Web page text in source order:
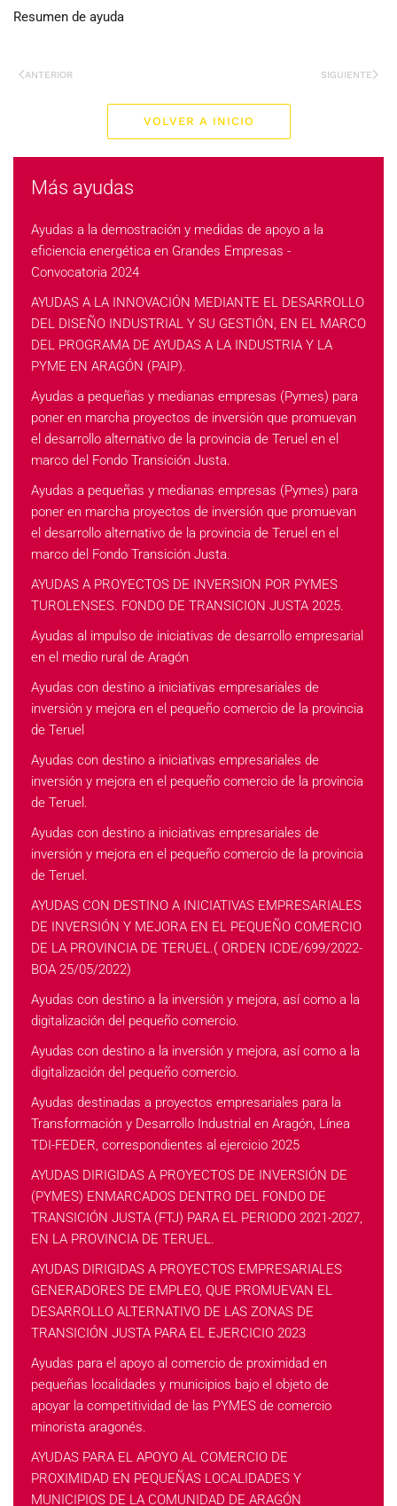
Resumen de ayuda
ANTERIOR SIGUIENTE
VOLVER A INICIO
Más ayudas
Ayudas a la demostración y medidas de apoyo a la
eficiencia energética en Grandes Empresas -
Convocatoria 2024
AYUDAS A LA INNOVACIÓN MEDIANTE EL DESARROLLO
DEL DISEÑO INDUSTRIAL Y SU GESTIÓN, EN EL MARCO
DEL PROGRAMA DE AYUDAS A LA INDUSTRIA Y LA
PYME EN ARAGÓN (PAIP).
Ayudas a pequeñas y medianas empresas (Pymes) para
poner en marcha proyectos de inversión que promuevan
el desarrollo alternativo de la provincia de Teruel en el
marco del Fondo Transición Justa.
Ayudas a pequeñas y medianas empresas (Pymes) para
poner en marcha proyectos de inversión que promuevan
el desarrollo alternativo de la provincia de Teruel en el
marco del Fondo Transición Justa.
AYUDAS A PROYECTOS DE INVERSION POR PYMES
TUROLENSES. FONDO DE TRANSICION JUSTA 2025.
Ayudas al impulso de iniciativas de desarrollo empresarial
en el medio rural de Aragón
Ayudas con destino a iniciativas empresariales de
inversión y mejora en el pequeño comercio de la provincia
de Teruel
Ayudas con destino a iniciativas empresariales de
inversión y mejora en el pequeño comercio de la provincia
de Teruel.
Ayudas con destino a iniciativas empresariales de
inversión y mejora en el pequeño comercio de la provincia
de Teruel.
AYUDAS CON DESTINO A INICIATIVAS EMPRESARIALES
DE INVERSIÓN Y MEJORA EN EL PEQUEÑO COMERCIO
DE LA PROVINCIA DE TERUEL.( ORDEN ICDE/699/2022-
BOA 25/05/2022)
Ayudas con destino a la inversión y mejora, así como a la
digitalización del pequeño comercio.
Ayudas con destino a la inversión y mejora, así como a la
digitalización del pequeño comercio.
Ayudas destinadas a proyectos empresariales para la
Transformación y Desarrollo Industrial en Aragón, Línea
TDI-FEDER, correspondientes al ejercicio 2025
AYUDAS DIRIGIDAS A PROYECTOS DE INVERSIÓN DE
(PYMES) ENMARCADOS DENTRO DEL FONDO DE
TRANSICIÓN JUSTA (FTJ) PARA EL PERIODO 2021-2027,
EN LA PROVINCIA DE TERUEL.
AYUDAS DIRIGIDAS A PROYECTOS EMPRESARIALES
GENERADORES DE EMPLEO, QUE PROMUEVAN EL
DESARROLLO ALTERNATIVO DE LAS ZONAS DE
TRANSICIÓN JUSTA PARA EL EJERCICIO 2023
Ayudas para el apoyo al comercio de proximidad en
pequeñas localidades y municipios bajo el objeto de
apoyar la competitividad de las PYMES de comercio
minorista aragonés.
AYUDAS PARA EL APOYO AL COMERCIO DE
PROXIMIDAD EN PEQUEÑAS LOCALIDADES Y
MUNICIPIOS DE LA COMUNIDAD DE ARAGÓN